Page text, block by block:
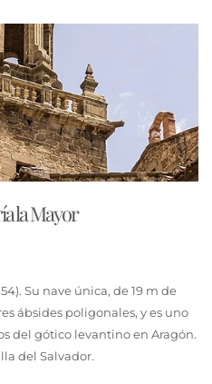
la Mayor
Su nave única, de 19 m de
ábsides poligonales, y es uno
del gótico levantino en Aragón.
del Salvador.